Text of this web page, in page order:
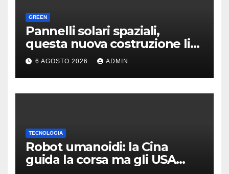
GREEN
Pannelli solari spaziali,
questa nuova costruzione li
rende molto più convenienti
6 AGOSTO 2026 ADMIN
TECNOLOGIA
Robot umanoidi: la Cina
guida la corsa ma gli USA